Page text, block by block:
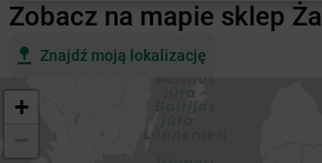
Zobacz na mapie sklep
Znajdź moją lokalizację
+